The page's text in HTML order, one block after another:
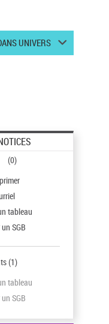
UNIVERS
(0)
tableau
SGB
(1)
tableau
SGB